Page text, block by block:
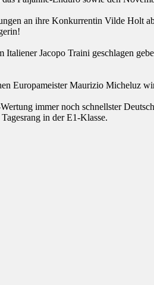
an ihre Konkurrentin Vilde Holt
Jacopo Traini geschlagen
Europameister Maurizio Micheluz
immer noch schnellster
in der E1-Klasse.